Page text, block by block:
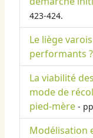
423-424.
Le liège
performants ?
La viabilité
mode de
pied-mère -
Modélisation